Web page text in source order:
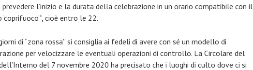
prevedere l’inizio e la durata della celebrazione in un orario compatibile con il
cioè entro le 22.
di “zona rossa” si consiglia ai fedeli di avere con sé un modello di
per velocizzare le eventuali operazioni di controllo. La Circolare del
del 7 novembre 2020 ha precisato che i luoghi di culto dove ci si